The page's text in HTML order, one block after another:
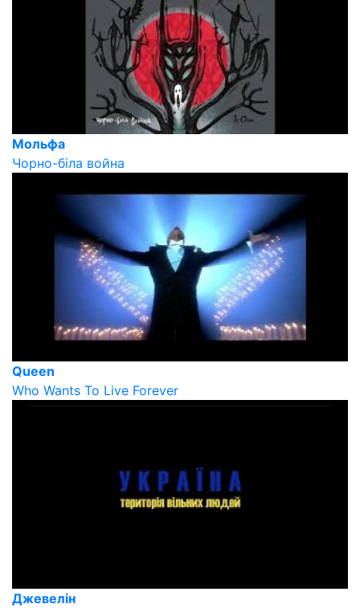
Мольфа
Чорно-біла война
Queen
Who Wants To Live Forever
Джевелін